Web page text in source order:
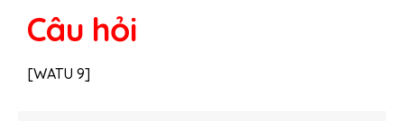
Câu hỏi
[WATU 9]